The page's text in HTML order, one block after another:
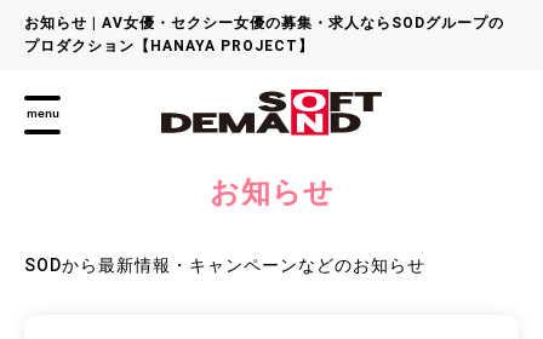
お知らせ | AV女優・セクシー女優の募集・求人ならSODグループの
プロダクション【HANAYA PROJECT】
menu
お知らせ
SODから最新情報・キャンペーンなどのお知らせ